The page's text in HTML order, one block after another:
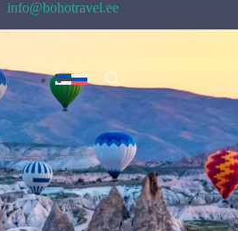
info@bohotravel.ee